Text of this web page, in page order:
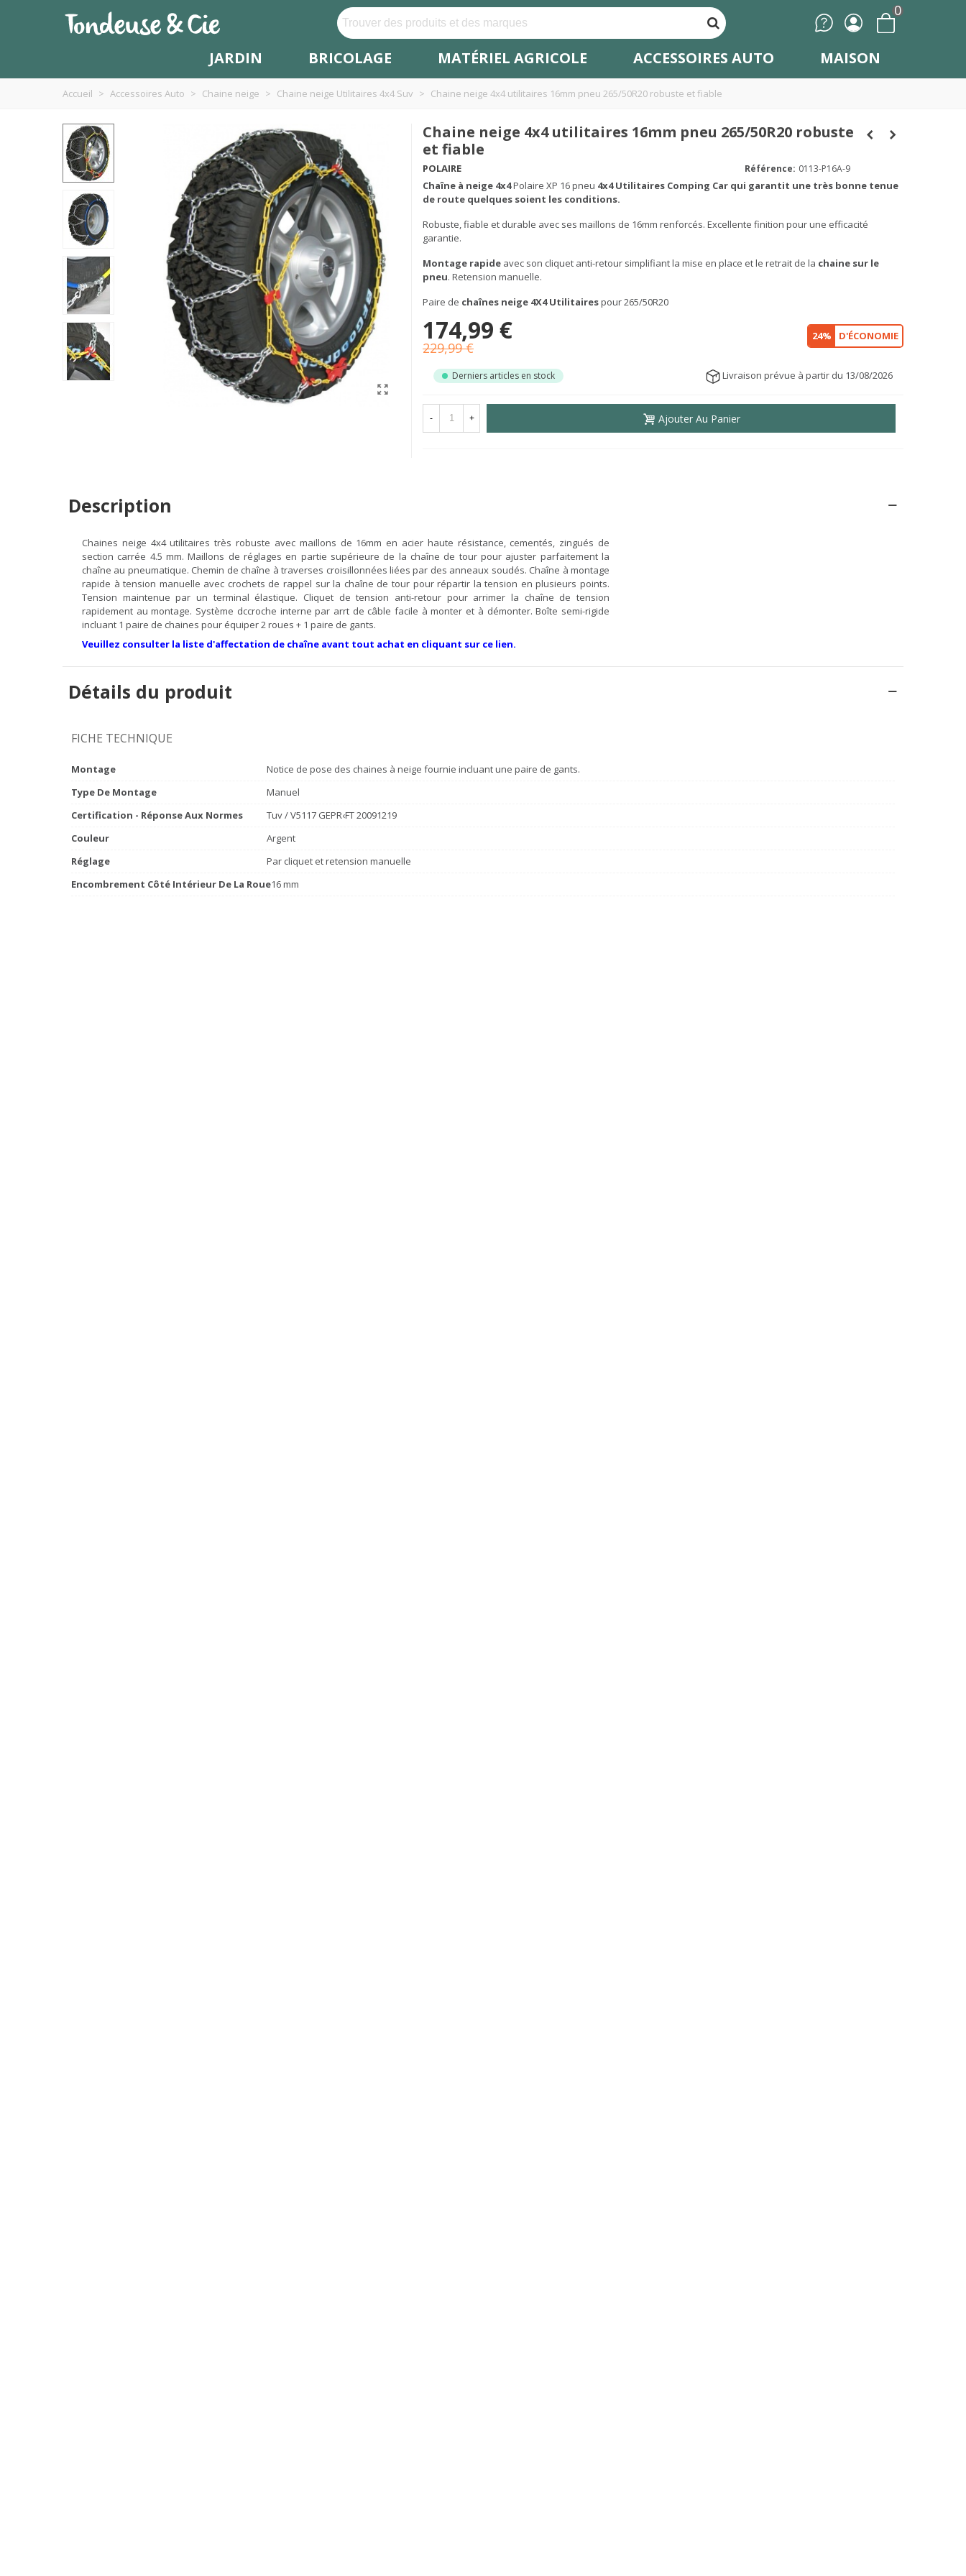
0
JARDIN BRICOLAGE MATÉRIEL AGRICOLE ACCESSOIRES AUTO MAISON
Accueil > Accessoires Auto > Chaine neige > Chaine neige Utilitaires 4x4 Suv > Chaine neige 4x4 utilitaires 16mm pneu 265/50R20 robuste et fiable
Chaine neige 4x4 utilitaires 16mm pneu 265/50R20 robuste
et fiable
POLAIRE Référence: 0113-P16A-9
Chaîne à neige 4x4Polaire XP 16 pneu 4x4 Utilitaires Comping Car qui garantit une très bonne tenue
de route quelques soient les conditions.
Robuste, fiable et durable avec ses maillons de 16mm renforcés. Excellente finition pour une efficacité
garantie.
Montage rapide avec son cliquet anti-retour simplifiant la mise en place et le retrait de la chaine sur le
pneu. Retension manuelle.
Paire de chaînes neige 4X4 Utilitairespour 265/50R20
174,99 €
229,99 €
24% D'ÉCONOMIE
Derniers articles en stock Livraison prévue à partir du 13/08/2026
- + Ajouter Au Panier
Description
Chaines neige 4x4 utilitaires très robuste avec maillons de 16mm en acier haute résistance, cementés, zingués de
section carrée 4.5 mm. Maillons de réglages en partie supérieure de la chaîne de tour pour ajuster parfaitement la
chaîne au pneumatique. Chemin de chaîne à traverses croisillonnées liées par des anneaux soudés. Chaîne à montage
rapide à tension manuelle avec crochets de rappel sur la chaîne de tour pour répartir la tension en plusieurs points.
Tension maintenue par un terminal élastique. Cliquet de tension anti-retour pour arrimer la chaîne de tension
rapidement au montage. Système dccroche interne par arrt de câble facile à monter et à démonter. Boîte semi-rigide
incluant 1 paire de chaines pour équiper 2 roues + 1 paire de gants.
Veuillez consulter la liste d'affectation de chaîne avant tout achat en cliquant sur ce lien.
Détails du produit
FICHE TECHNIQUE
Montage
Notice de pose des chaines à neige fournie incluant une paire de gants.
Type De Montage
Manuel
Certification - Réponse Aux Normes
Tuv / V5117 GEPR‹FT 20091219
Couleur
Argent
Réglage
Par cliquet et retension manuelle
Encombrement Côté Intérieur De La Roue16 mm